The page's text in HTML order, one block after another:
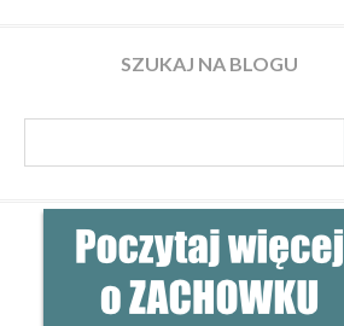
SZUKAJ NA BLOGU